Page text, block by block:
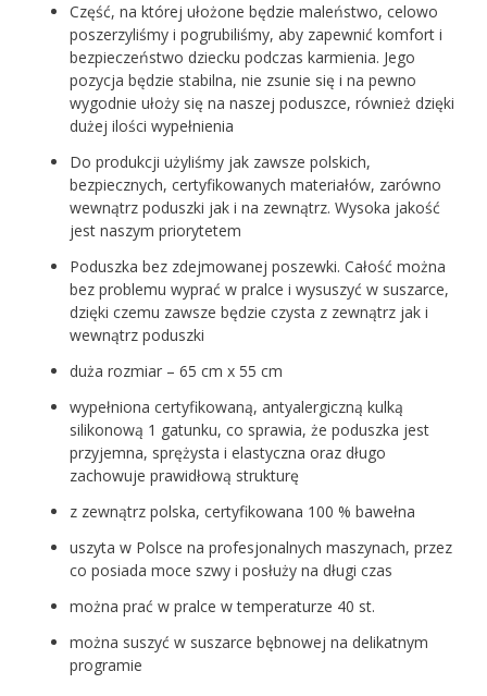
Część, na której ułożone będzie maleństwo, celowo
poszerzyliśmy i pogrubiliśmy, aby zapewnić komfort i
bezpieczeństwo dziecku podczas karmienia. Jego
pozycja będzie stabilna, nie zsunie się i na pewno
wygodnie ułoży się na naszej poduszce, również dzięki
dużej ilości wypełnienia
Do produkcji użyliśmy jak zawsze polskich,
bezpiecznych, certyfikowanych materiałów, zarówno
wewnątrz poduszki jak i na zewnątrz. Wysoka jakość
jest naszym priorytetem
Poduszka bez zdejmowanej poszewki. Całość można
bez problemu wyprać w pralce i wysuszyć w suszarce,
dzięki czemu zawsze będzie czysta z zewnątrz jak i
wewnątrz poduszki
duża rozmiar – 65 cm x 55 cm
wypełniona certyfikowaną, antyalergiczną kulką
silikonową 1 gatunku, co sprawia, że poduszka jest
przyjemna, sprężysta i elastyczna oraz długo
zachowuje prawidłową strukturę
z zewnątrz polska, certyfikowana 100 % bawełna
uszyta w Polsce na profesjonalnych maszynach, przez
co posiada moce szwy i posłuży na długi czas
można prać w pralce w temperaturze 40 st.
można suszyć w suszarce bębnowej na delikatnym
programie